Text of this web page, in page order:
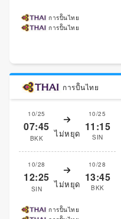
การบิินไทย
การบิินไทย
การบิินไทย
10/25
07:45
BKK ไม่หยุด
10/25
11:15
SIN
10/28
12:25
SIN ไม่หยุด
10/28
13:45
BKK
การบิินไทย